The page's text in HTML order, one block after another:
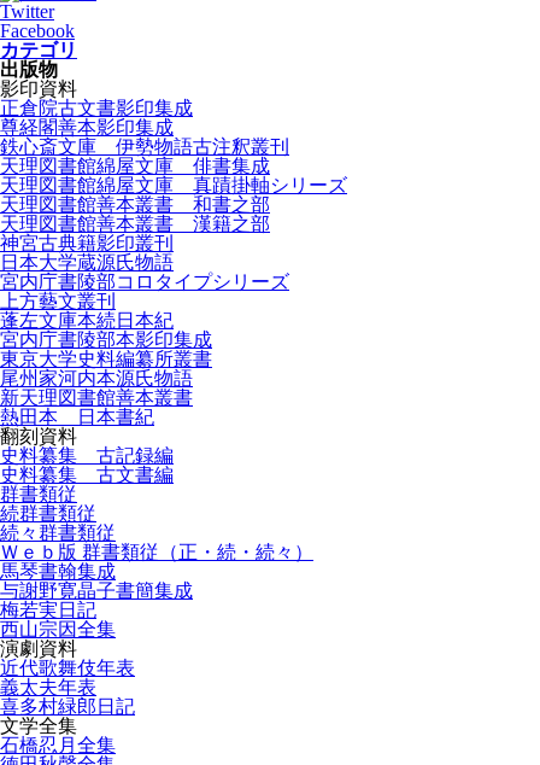
Twitter
Facebook
カテゴリ
出版物
影印資料
正倉院古文書影印集成
尊経閣善本影印集成
鉄心斎文庫 伊勢物語古注釈叢刊
天理図書館綿屋文庫 俳書集成
天理図書館綿屋文庫 真蹟掛軸シリーズ
天理図書館善本叢書 和書之部
天理図書館善本叢書 漢籍之部
神宮古典籍影印叢刊
日本大学蔵源氏物語
宮内庁書陵部コロタイプシリーズ
上方藝文叢刊
蓬左文庫本続日本紀
宮内庁書陵部本影印集成
東京大学史料編纂所叢書
尾州家河内本源氏物語
新天理図書館善本叢書
熱田本 日本書紀
翻刻資料
史料纂集 古記録編
史料纂集 古文書編
群書類従
続群書類従
続々群書類従
Ｗｅｂ版 群書類従（正・続・続々）
馬琴書翰集成
与謝野寛晶子書簡集成
梅若実日記
西山宗因全集
演劇資料
近代歌舞伎年表
義太夫年表
喜多村緑郎日記
文学全集
石橋忍月全集